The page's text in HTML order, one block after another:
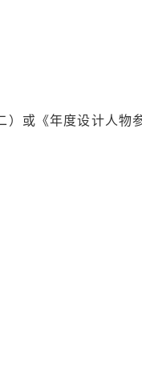
）或《年度设计人物